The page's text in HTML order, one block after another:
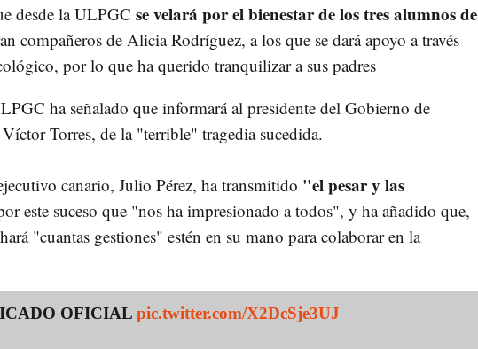
desde la ULPGC se velará por el bienestar de los tres alumnos de
compañeros de Alicia Rodríguez, a los que se dará apoyo a través
por lo que ha querido tranquilizar a sus padres
ha señalado que informará al presidente del Gobierno de
Torres, de la "terrible" tragedia sucedida.
canario, Julio Pérez, ha transmitido "el pesar y las
este suceso que "nos ha impresionado a todos", y ha añadido que,
"cuantas gestiones" estén en su mano para colaborar en la
OFICIAL pic.twitter.com/X2DcSje3UJ